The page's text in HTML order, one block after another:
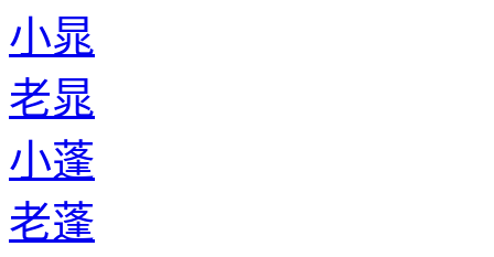
小晁
老晁
小蓬
老蓬